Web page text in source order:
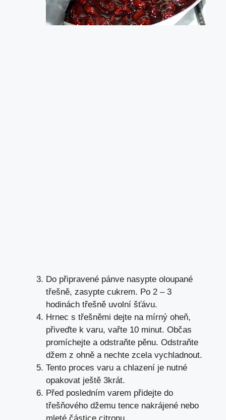
Do připravené pánve nasypte oloupané
třešně, zasypte cukrem. Po 2 – 3
hodinách třešně uvolní šťávu.
Hrnec s třešněmi dejte na mírný oheň,
přiveďte k varu, vařte 10 minut. Občas
promíchejte a odstraňte pěnu. Odstraňte
džem z ohně a nechte zcela vychladnout.
Tento proces varu a chlazení je nutné
opakovat ještě 3krát.
Před posledním varem přidejte do
třešňového džemu tence nakrájené nebo